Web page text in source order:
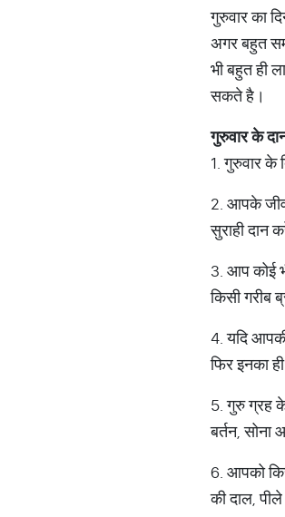
गुरुवार का
अगर बहुत
भी बहुत ही
सकते है।
गुरुवार के
1. गुरुवार के
2. आपके
सुराही दान
3. आप कोई
किसी गरीब
4. यदि
फिर इनका
5. गुरु ग्रह
बर्तन, सोना
6. आपको
की दाल,